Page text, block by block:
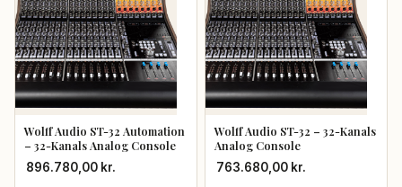
Wolff Audio ST-32 Automation
– 32-Kanals Analog Console
896.780,00 kr.
Wolff Audio ST-32 – 32-Kanals
Analog Console
763.680,00 kr.